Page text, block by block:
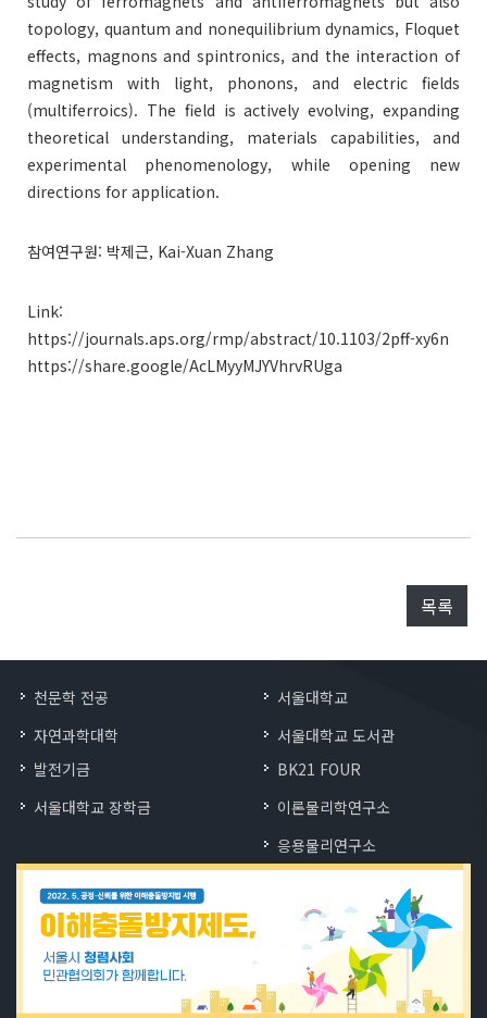
topology, quantum and nonequilibrium dynamics, Floquet
effects, magnons and spintronics, and the interaction of
magnetism with light, phonons, and electric fields
(multiferroics). The field is actively evolving, expanding
theoretical understanding, materials capabilities, and
experimental phenomenology, while opening new
directions for application.
참여연구원: 박제근, Kai-Xuan Zhang
Link:
https://journals.aps.org/rmp/abstract/10.1103/2pff-xy6n
https://share.google/AcLMyyMJYVhrvRUga
목록
천문학 전공
자연과학대학
서울대학교
서울대학교 도서관
발전기금
서울대학교 장학금
BK21 FOUR
이론물리학연구소
응용물리연구소